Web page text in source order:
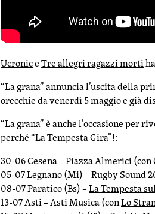
UcroniceTre allegri ragazzi morti
“La grana” annuncia l’uscita della
orecchie da venerdì 5 maggio e già
“La grana” è anche l’occasione
perché “La Tempesta Gira”!:
30-06 Cesena – Piazza Almerici (con
05-07 Legnano (Mi) – Rugby Sound
08-07 Paratico (Bs) –La Tempesta
13-07 Asti – Asti Musica (conLo